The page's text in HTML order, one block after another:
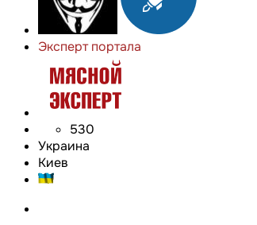
Эксперт портала
530
Украина
Киев